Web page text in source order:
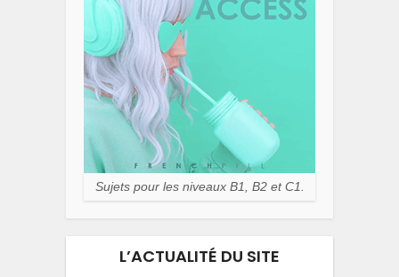
Sujets pour les niveaux B1, B2 et C1.
L’ACTUALITÉ DU SITE